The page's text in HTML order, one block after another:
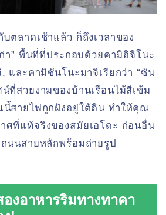
ตลาดเช้าแล้ว ก็ถึงเวลาของ
า” พื้นที่ที่ประกอบด้วยคามิอิจิโนะ
และคามิซันโนะมาจิเรียกว่า “ซัน
ที่สวยงามของบ้านเรือนไม้สีเข้ม
นี้สายไฟถูกฝังอยู่ใต้ดิน ทำให้คุณ
ศที่แท้จริงของสมัยเอโดะ ก่อนอื่น
นนสายหลักพร้อมถ่ายรูป
งอาหารริมทางทาคา